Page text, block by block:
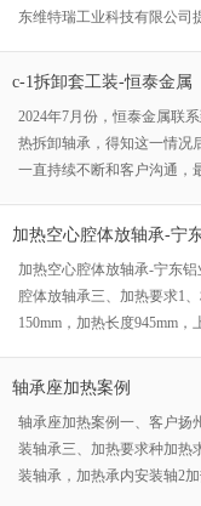
东维特瑞工业科技有限公司
c-1拆卸套工装-恒泰金属
2024年7月份，恒泰金属联
热拆卸轴承，得知这一情况
一直持续不断和客户沟通，
过对客户的认真了解，最
而非以盈利为中心，您有问
题！联系电话：17685702397
加热空心腔体放轴承-宁
加热空心腔体放轴承-宁东
腔体放轴承三、加热要求1
150mm，加热长度945mm
轴承座加热案例
轴承座加热案例一、客户扬
装轴承三、加热要求种加热
装轴承，加热承内安装轴2